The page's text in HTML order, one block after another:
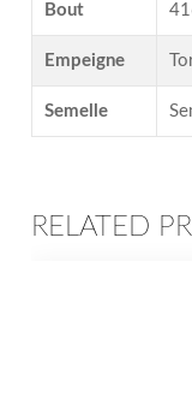
Bout
Empeigne
Semelle
RELATED